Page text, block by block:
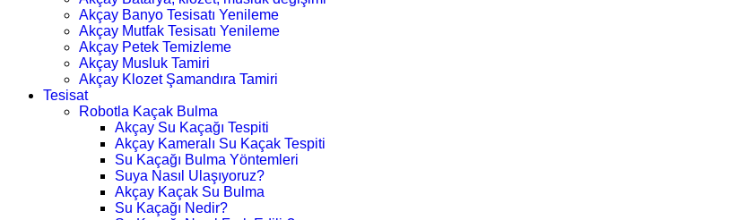
Akçay Banyo Tesisatı Yenileme
Akçay Mutfak Tesisatı Yenileme
Akçay Petek Temizleme
Akçay Musluk Tamiri
Akçay Klozet Şamandıra Tamiri
Tesisat
Robotla Kaçak Bulma
Akçay Su Kaçağı Tespiti
Akçay Kameralı Su Kaçak Tespiti
Su Kaçağı Bulma Yöntemleri
Suya Nasıl Ulaşıyoruz?
Akçay Kaçak Su Bulma
Su Kaçağı Nedir?